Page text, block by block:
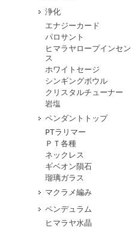
浄化
エナジーカード
パロサント
ヒマラヤロープインセン
ス
ホワイトセージ
シンギングボウル
クリスタルチューナー
岩塩
ペンダントトップ
PTラリマー
ＰＴ各種
ネックレス
ギベオン隕石
瑠璃ガラス
マクラメ編み
ペンデュラム
ヒマラヤ水晶